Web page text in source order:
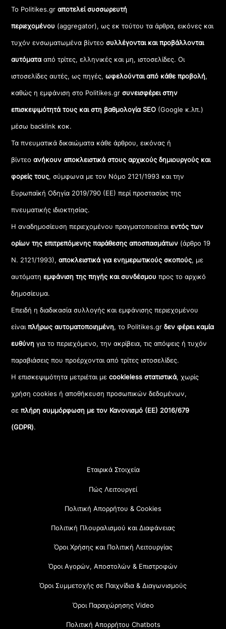
Το Politikes.grαποτελεί συσσωρευτή
περιεχομένου (aggregator), ως εκ τούτου τα άρθρα, εικόνες και
τυχόν ενσωματωμένα βίντεοσυλλέγονται και προβάλλονται
αυτόματααπό τρίτες, ελληνικές και μη, ιστοσελίδες. Οι
ιστοσελίδες αυτές, ως πηγές,ωφελούνται από κάθε προβολή,
καθώς η εμφάνιση στο Politikes.gr συνεισφέρει στην
επισκεψιμότητά τους και στη βαθμολογία SEO (Google κ.λπ.)
μέσω backlink κοκ.
Τα πνευματικά δικαιώματα κάθε άρθρου, εικόνας ή
βίντεοανήκουν αποκλειστικά στους αρχικούς δημιουργούς και
φορείς τους, σύμφωνα με τον Νόμο 2121/1993 και την
Ευρωπαϊκή Οδηγία 2019/790 (ΕΕ) περί προστασίας της
πνευματικής ιδιοκτησίας.
Η αναδημοσίευση περιεχομένου πραγματοποιείταιεντός των
ορίων της επιτρεπόμενης παράθεσης αποσπασμάτων (άρθρο 19
Ν. 2121/1993), αποκλειστικά για ενημερωτικούς σκοπούς, με
αυτόματηεμφάνιση της πηγής και συνδέσμου προς το αρχικό
δημοσίευμα.
Επειδή η διαδικασία συλλογής και εμφάνισης περιεχομένου
είναιπλήρως αυτοματοποιημένη, το Politikes.grδεν φέρει καμία
ευθύνη για το περιεχόμενο, την ακρίβεια, τις απόψεις ή τυχόν
παραβιάσεις που προέρχονται από τρίτες ιστοσελίδες.
Η επισκεψιμότητα μετριέται μεcookieless στατιστικά, χωρίς
χρήση cookies ή αποθήκευση προσωπικών δεδομένων,
σεπλήρη συμμόρφωση με τον Κανονισμό (ΕΕ) 2016/679
(GDPR).
Εταιρικά Στοιχεία
Πώς Λειτουργεί
Πολιτική Απορρήτου & Cookies
Πολιτική Πλουραλισμού και Διαφάνειας
Όροι Χρήσης και Πολιτική Λειτουργίας
Όροι Αγορών, Αποστολών & Επιστροφών
Όροι Συμμετοχής σε Παιχνίδια & Διαγωνισμούς
Όροι Παραχώρησης Video
Πολιτική Απορρήτου Chatbots